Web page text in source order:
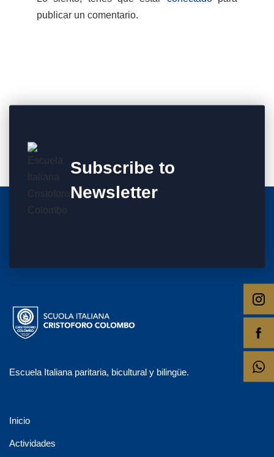
publicar un comentario.
Subscribe to
Newsletter
Escuela Italiana paritaria, bicultural y bilingüe.
Inicio
Actividades